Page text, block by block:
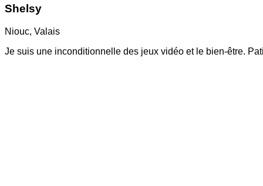
Shelsy
Niouc, Valais
Je suis une inconditionnelle des jeux vidéo et le bien-être.